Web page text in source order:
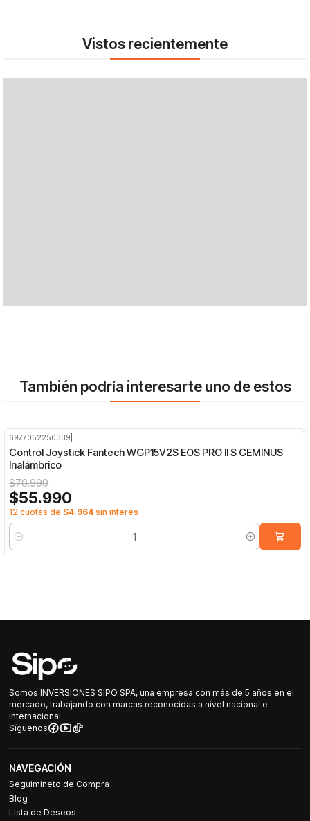
Vistos recientemente
También podría interesarte uno de estos
6977052250339
Control Joystick Fantech WGP15V2S EOS PRO II S GEMINUS
Inalámbrico
$70.990
$55.990
12 cuotas de $4.964 sin interés
Cantidad
Somos INVERSIONES SIPO SPA, una empresa con más de 5 años en el
mercado, trabajando con marcas reconocidas a nivel nacional e
internacional.
Síguenos
NAVEGACIÓN
Seguimineto de Compra
Blog
Lista de Deseos